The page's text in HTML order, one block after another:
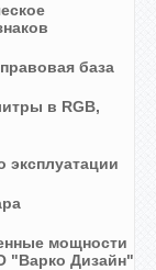
база
в RGB,
эксплуатации
мощности
"Варко Дизайн"